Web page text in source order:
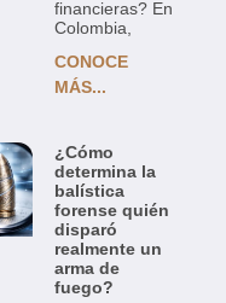
financieras? En
Colombia,
CONOCE
MÁS...
¿Cómo
determina la
balística
forense quién
disparó
realmente un
arma de
fuego?